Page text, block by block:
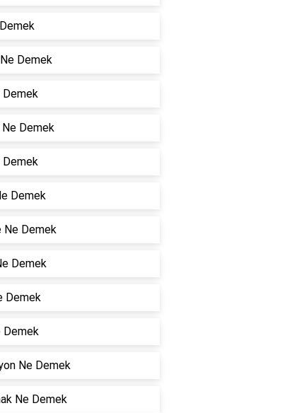
Ne Demek
Demek
Demek
Demek
Demek
Ne Demek
Demek
Demek
Demek
Ne Demek
Ne Demek